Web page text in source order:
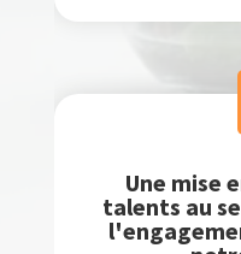
Une mise
talents au